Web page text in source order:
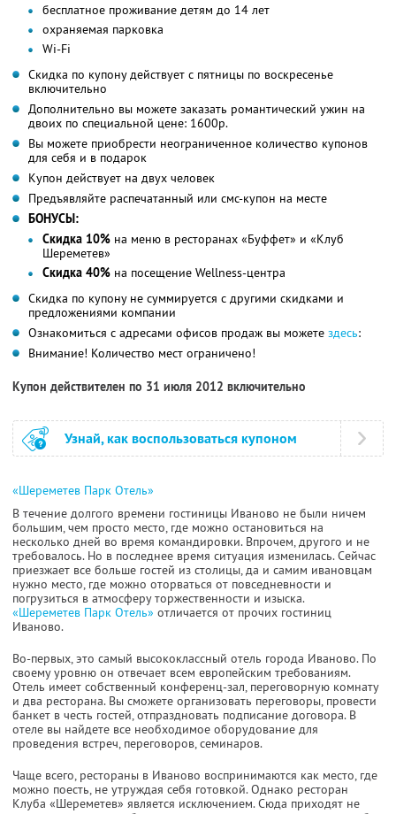
бесплатное проживание детям до 14 лет
охраняемая парковка
Wi-Fi
Скидка по купону действует с пятницы по воскресенье
включительно
Дополнительно вы можете заказать романтический ужин на
двоих по специальной цене: 1600р.
Вы можете приобрести неограниченное количество купонов
для себя и в подарок
Купон действует на двух человек
Предъявляйте распечатанный или смс-купон на месте
БОНУСЫ:
Скидка 10% на меню в ресторанах «Буффет» и «Клуб
Шереметев»
Скидка 40% на посещение Wellness-центра
Скидка по купону не суммируется с другими скидками и
предложениями компании
Ознакомиться с адресами офисов продаж вы можете здесь:
Внимание! Количество мест ограничено!
Купон действителен по 31 июля 2012 включительно
Узнай, как воспользоваться купоном
«Шереметев Парк Отель»
В течение долгого времени гостиницы Иваново не были ничем
большим, чем просто место, где можно остановиться на
несколько дней во время командировки. Впрочем, другого и не
требовалось. Но в последнее время ситуация изменилась. Сейчас
приезжает все больше гостей из столицы, да и самим ивановцам
нужно место, где можно оторваться от повседневности и
погрузиться в атмосферу торжественности и изыска.
«Шереметев Парк Отель» отличается от прочих гостиниц
Иваново.
Во-первых, это самый высококлассный отель города Иваново. По
своему уровню он отвечает всем европейским требованиям.
Отель имеет собственный конференц-зал, переговорную комнату
и два ресторана. Вы сможете организовать переговоры, провести
банкет в честь гостей, отпраздновать подписание договора. В
отеле вы найдете все необходимое оборудование для
проведения встреч, переговоров, семинаров.
Чаще всего, рестораны в Иваново воспринимаются как место, где
можно поесть, не утруждая себя готовкой. Однако ресторан
Клуба «Шереметев» является исключением. Сюда приходят не